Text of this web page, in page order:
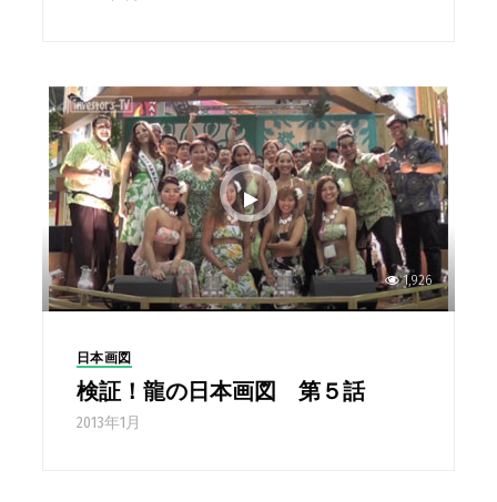
1,926
日本画図
検証！龍の日本画図 第５話
2013年1月